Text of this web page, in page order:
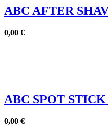
ABC AFTER
0,00 €
ABC SPOT
0,00 €